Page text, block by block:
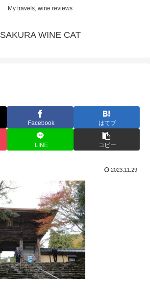
My travels, wine reviews
SAKURA WINE CAT
Facebook はてブ
LINE コピー
2023.11.29